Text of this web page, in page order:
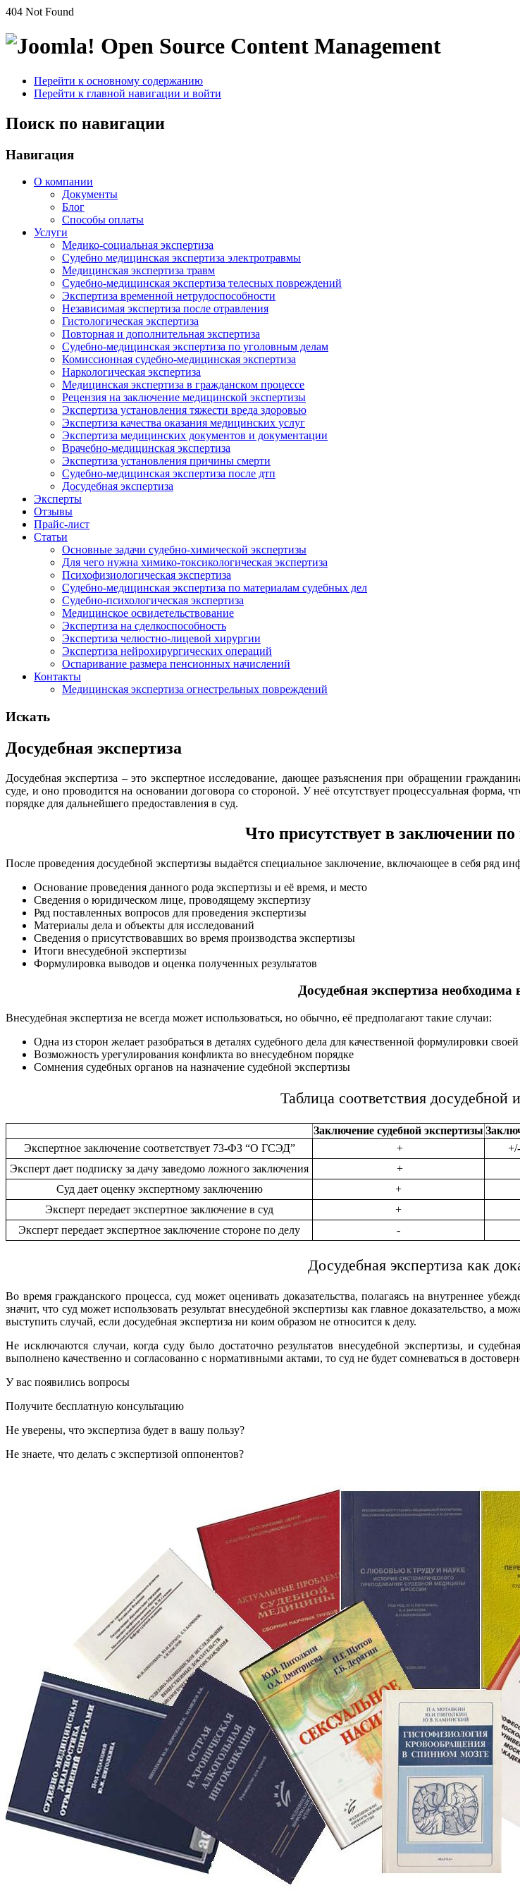
404 Not Found
Open Source Content Management
Перейти к основному содержанию
Перейти к главной навигации и войти
Поиск по навигации
Навигация
О компании
Документы
Блог
Способы оплаты
Услуги
Медико-социальная экспертиза
Судебно медицинская экспертиза электротравмы
Медицинская экспертиза травм
Судебно-медицинская экспертиза телесных повреждений
Экспертиза временной нетрудоспособности
Независимая экспертиза после отравления
Гистологическая экспертиза
Повторная и дополнительная экспертиза
Судебно-медицинская экспертиза по уголовным делам
Комиссионная судебно-медицинская экспертиза
Наркологическая экспертиза
Медицинская экспертиза в гражданском процессе
Рецензия на заключение медицинской экспертизы
Экспертиза установления тяжести вреда здоровью
Экспертиза качества оказания медицинских услуг
Экспертиза медицинских документов и документации
Врачебно-медицинская экспертиза
Экспертиза установления причины смерти
Судебно-медицинская экспертиза после дтп
Досудебная экспертиза
Эксперты
Отзывы
Прайс-лист
Cтатьи
Основные задачи судебно-химической экспертизы
Для чего нужна химико-токсикологическая экспертиза
Психофизиологическая экспертиза
Судебно-медицинская экспертиза по материалам судебных дел
Судебно-психологическая экспертиза
Медицинское освидетельствование
Экспертиза на сделкоспособность
Экспертиза челюстно-лицевой хирургии
Экспертиза нейрохирургических операций
Оспаривание размера пенсионных начислений
Контакты
Медицинская экспертиза огнестрельных повреждений
Искать
Досудебная экспертиза
Досудебная экспертиза – это экспертное исследование, дающее разъяснения при обращении
суде, и оно проводится на основании договора со стороной. У неё отсутствует процессуальная форма,
порядке для дальнейшего предоставления в суд.
Что присутствует в заключении по
После проведения досудебной экспертизы выдаётся специальное заключение, включающее в себя ряд
Основание проведения данного рода экспертизы и её время, и место
Сведения о юридическом лице, проводящему экспертизу
Ряд поставленных вопросов для проведения экспертизы
Материалы дела и объекты для исследований
Сведения о присутствовавших во время производства экспертизы
Итоги внесудебной экспертизы
Формулировка выводов и оценка полученных результатов
Досудебная экспертиза
Внесудебная экспертиза не всегда может использоваться, но обычно, её предполагают такие случаи:
Одна из сторон желает разобраться в деталях судебного дела для качественной формулировки
Возможность урегулирования конфликта во внесудебном порядке
Сомнения судебных органов на назначение судебной экспертизы
Таблица соответствия досудебной
Заключение судебной экспертизы
Экспертное заключение соответствует 73-ФЗ “О ГСЭД”
+
Эксперт дает подписку за дачу заведомо ложного заключения
+
Суд дает оценку экспертному заключению
+
Эксперт передает экспертное заключение в суд
+
Эксперт передает экспертное заключение стороне по делу
-
Досудебная экспертиза как
Во время гражданского процесса, суд может оценивать доказательства, полагаясь на внутреннее
значит, что суд может использовать результат внесудебной экспертизы как главное доказательство,
выступить случай, если досудебная экспертиза ни коим образом не относится к делу.
Не исключаются случаи, когда суду было достаточно результатов внесудебной экспертизы, и
выполнено качественно и согласованно с нормативными актами, то суд не будет сомневаться в
У вас появились вопросы
Получите бесплатную консультацию
Не уверены, что экспертиза будет в вашу пользу?
Не знаете, что делать с экспертизой оппонентов?